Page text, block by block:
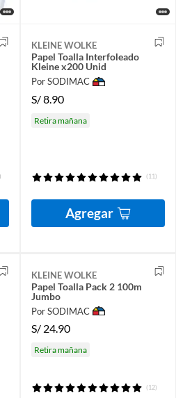
KLEINE WOLKE
Papel Toalla Interfoleado
Kleine x200 Unid
Por SODIMAC
S/8.90
Retira mañana
(11)
Agregar
KLEINE WOLKE
Papel Toalla Pack 2 100m
Jumbo
Por SODIMAC
S/ 24.90
Retira mañana
(12)